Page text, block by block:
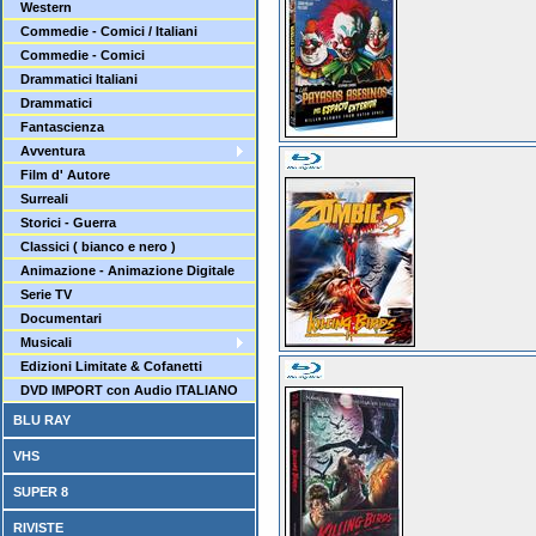
Western
Commedie - Comici / Italiani
Commedie - Comici
Drammatici Italiani
Drammatici
Fantascienza
Avventura
Film d' Autore
Surreali
Storici - Guerra
Classici ( bianco e nero )
Animazione - Animazione Digitale
Serie TV
Documentari
Musicali
Edizioni Limitate & Cofanetti
DVD IMPORT con Audio ITALIANO
BLU RAY
VHS
SUPER 8
RIVISTE